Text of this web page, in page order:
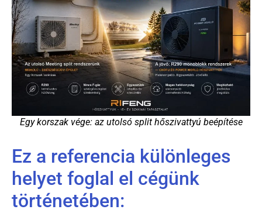
Egy korszak vége: az utolsó split hőszivattyú beépítése
Ez a referencia különleges
helyet foglal el cégünk
történetében: